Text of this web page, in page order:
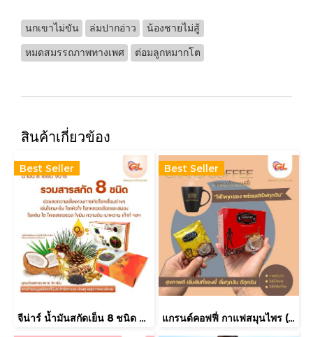
นกเขาไม่ขัน ล่มปากอ่าว น้องชายไม่สู้
หมดสมรรถภาพทางเพศ ต่อมลูกหมากโต
สินค้าเกี่ยวข้อง
Best Seller
จีน่าร์ น้ำมันสกัดเย็น 8 ชนิด ดูแลระบบเซลล์
Best Seller
แกรนด์คอฟฟี่ กาแฟสมุนไพร (GrandCoffee)